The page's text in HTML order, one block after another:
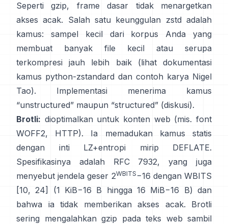
Seperti gzip, frame dasar
tidak menargetkan
akses acak. Salah satu keunggulan zstd adalah
kamus: sampel kecil dari korpus Anda yang
membuat banyak file kecil atau serupa
terkompresi jauh lebih baik (lihat
dokumentasi
kamus python-zstandard dan contoh karya Nigel
Tao). Implementasi menerima kamus
“unstructured” maupun “structured” (diskusi).
Brotli: dioptimalkan untuk konten web (mis. font
WOFF2, HTTP). Ia memadukan kamus statis
dengan inti LZ+entropi mirip DEFLATE.
Spesifikasinya adalah
RFC 7932, yang juga
menyebut jendela geser 2WBITS −16 dengan WBITS
[10, 24] (1 KiB−16 B hingga 16 MiB−16 B) dan
bahwa ia tidak memberikan akses acak. Brotli
sering mengalahkan gzip pada teks web sambil